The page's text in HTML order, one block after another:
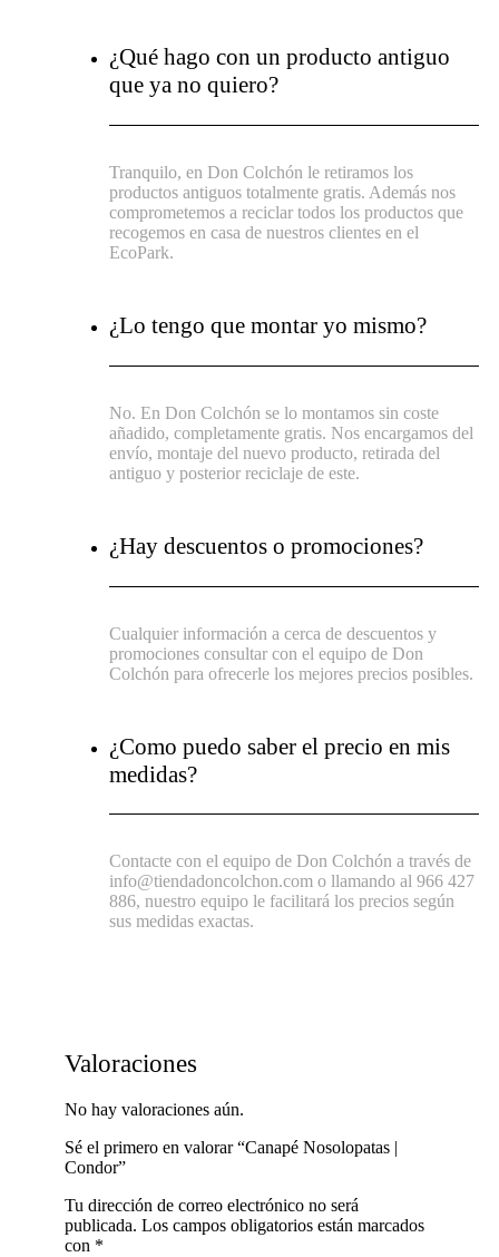
¿Qué hago con un producto antiguo
que ya no quiero?
Tranquilo, en Don Colchón le retiramos los
productos antiguos totalmente gratis. Además nos
comprometemos a reciclar todos los productos que
recogemos en casa de nuestros clientes en el
EcoPark.
¿Lo tengo que montar yo mismo?
No. En Don Colchón se lo montamos sin coste
añadido, completamente gratis. Nos encargamos del
envío, montaje del nuevo producto, retirada del
antiguo y posterior reciclaje de este.
¿Hay descuentos o promociones?
Cualquier información a cerca de descuentos y
promociones consultar con el equipo de Don
Colchón para ofrecerle los mejores precios posibles.
¿Como puedo saber el precio en mis
medidas?
Contacte con el equipo de Don Colchón a través de
info@tiendadoncolchon.com o llamando al 966 427
886, nuestro equipo le facilitará los precios según
sus medidas exactas.
Valoraciones
No hay valoraciones aún.
Sé el primero en valorar “Canapé Nosolopatas |
Condor”
Tu dirección de correo electrónico no será
publicada. Los campos obligatorios están marcados
con *